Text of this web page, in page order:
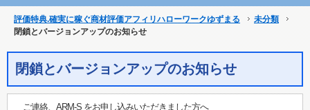
評価特典.確実に稼ぐ商材評価アフィリハローワークゆずまる
未分類
閉鎖とバージョンアップのお知らせ
閉鎖とバージョンアップのお知らせ
ご連絡、ARM-S をお申し込みいただきました方へ